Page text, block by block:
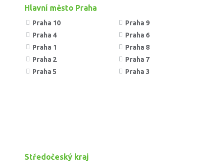
Hlavní město Praha
Praha 10
Praha 4
Praha 1
Praha 2
Praha 5
Praha 9
Praha 6
Praha 8
Praha 7
Praha 3
Středočeský kraj